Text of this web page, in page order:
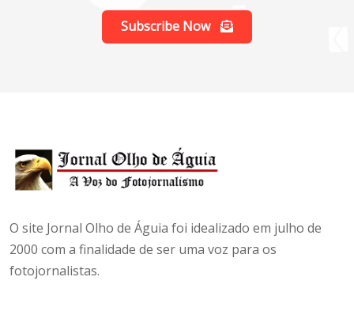
Subscribe Now
O site Jornal Olho de Águia foi idealizado em julho de
2000 com a finalidade de ser uma voz para os
fotojornalistas.